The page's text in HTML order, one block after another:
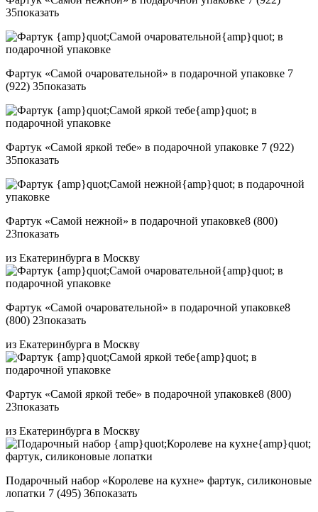
35показать
Фартук «Самой очаровательной» в подарочной упаковке 7
(922) 35показать
Фартук «Самой яркой тебе» в подарочной упаковке 7 (922)
35показать
Фартук «Самой нежной» в подарочной упаковке8 (800)
23показать
из Екатеринбурга в Москву
Фартук «Самой очаровательной» в подарочной упаковке8
(800) 23показать
из Екатеринбурга в Москву
Фартук «Самой яркой тебе» в подарочной упаковке8 (800)
23показать
из Екатеринбурга в Москву
Подарочный набор «Королеве на кухне» фартук, силиконовые
лопатки 7 (495) 36показать